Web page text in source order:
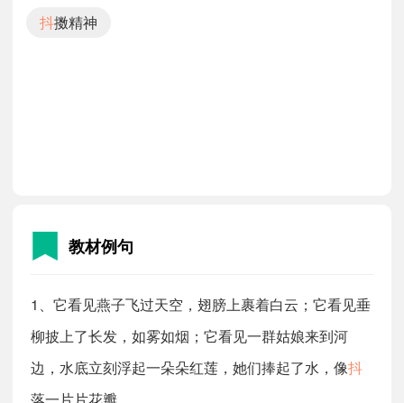
抖擞精神
教材例句
1、它看见燕子飞过天空，翅膀上裹着白云；它看见垂
柳披上了长发，如雾如烟；它看见一群姑娘来到河
边，水底立刻浮起一朵朵红莲，她们捧起了水，像抖